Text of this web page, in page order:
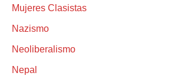
Mujeres Clasistas
Nazismo
Neoliberalismo
Nepal